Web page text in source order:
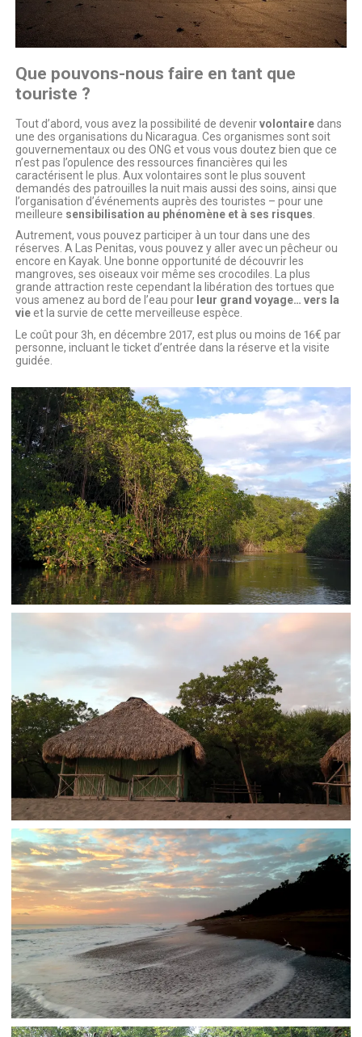
Que pouvons-nous faire en tant que
touriste ?
Tout d’abord, vous avez la possibilité de devenirvolontairedans
une des organisations du Nicaragua. Ces organismes sont soit
gouvernementaux ou des ONG et vous vous doutez bien que ce
n’est pas l’opulence des ressources financières qui les
caractérisent le plus. Aux volontaires sont le plus souvent
demandés des patrouilles la nuit mais aussi des soins, ainsi que
l’organisation d’événements auprès des touristes – pour une
meilleure sensibilisation au phénomène et à ses risques
Autrement, vous pouvez participer à un tour dans une des
réserves. A Las Penitas, vous pouvez y aller avec un pêcheur ou
encore en Kayak. Une bonne opportunité de découvrir les
mangroves, ses oiseaux voir même ses crocodiles. La plus
grande attraction reste cependant la libération des tortues que
vous amenez au bord de l’eau pourleur grand voyage… vers la
vieet la survie de cette merveilleuse espèce.
Le coût pour 3h, en décembre 2017, est plus ou moins de 16€ par
personne, incluant le ticket d’entrée dans la réserve et la visite
guidée.